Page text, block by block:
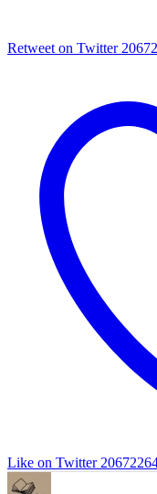
Retweet on Twitter
Like on Twitter